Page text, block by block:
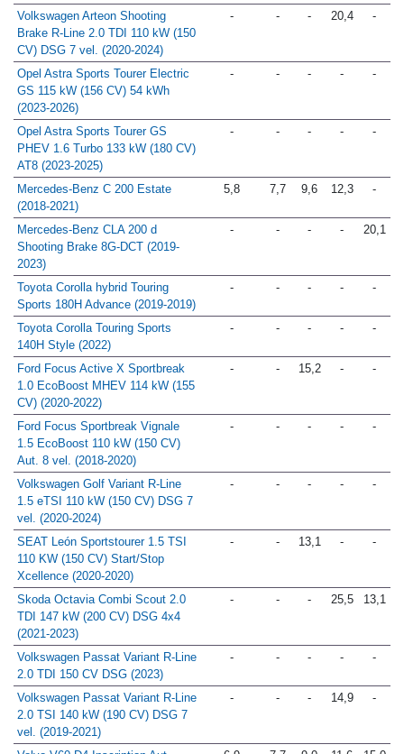
Volkswagen Arteon Shooting
Brake R-Line 2.0 TDI 110 kW (150
CV) DSG 7 vel. (2020-2024)
- - - 20,4 -
Opel Astra Sports Tourer Electric
GS 115 kW (156 CV) 54 kWh
(2023-2026)
- - - - -
Opel Astra Sports Tourer GS
PHEV 1.6 Turbo 133 kW (180 CV)
AT8 (2023-2025)
- - - - -
Mercedes-Benz C 200 Estate
(2018-2021)
5,8 7,7 9,6 12,3 -
Mercedes-Benz CLA 200 d
Shooting Brake 8G-DCT (2019-
2023)
- - - - 20,1
Toyota Corolla hybrid Touring
Sports 180H Advance (2019-2019)
- - - - -
Toyota Corolla Touring Sports
140H Style (2022)
- - - - -
Ford Focus Active X Sportbreak
1.0 EcoBoost MHEV 114 kW (155
CV) (2020-2022)
- - 15,2 - -
Ford Focus Sportbreak Vignale
1.5 EcoBoost 110 kW (150 CV)
Aut. 8 vel. (2018-2020)
- - - - -
Volkswagen Golf Variant R-Line
1.5 eTSI 110 kW (150 CV) DSG 7
vel. (2020-2024)
- - - - -
SEAT León Sportstourer 1.5 TSI
110 KW (150 CV) Start/Stop
Xcellence (2020-2020)
- - 13,1 - -
Skoda Octavia Combi Scout 2.0
TDI 147 kW (200 CV) DSG 4x4
(2021-2023)
- - - 25,5 13,1
Volkswagen Passat Variant R-Line
2.0 TDI 150 CV DSG (2023)
- - - - -
Volkswagen Passat Variant R-Line
2.0 TSI 140 kW (190 CV) DSG 7
vel. (2019-2021)
- - - 14,9 -